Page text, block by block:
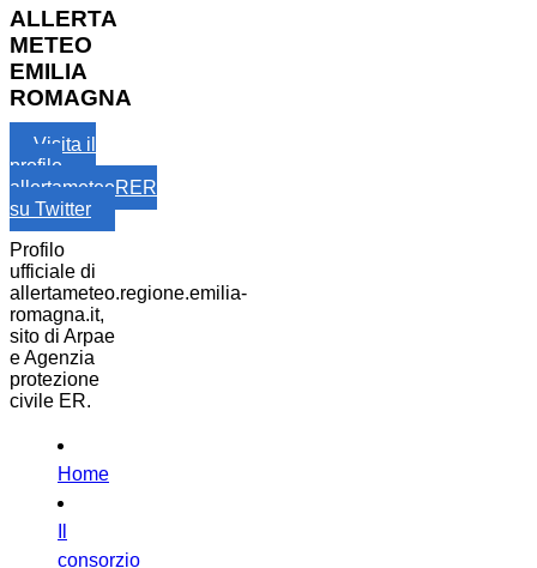
ALLERTA
METEO
EMILIA
ROMAGNA
Visita il
profilo
allertameteoRER
su Twitter
Profilo
ufficiale di
allertameteo.regione.emilia-
romagna.it,
sito di Arpae
e Agenzia
protezione
civile ER.
Home
consorzio